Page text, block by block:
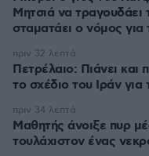
Μητσιά να τραγουδάει
σταματάει ο νόμος για
Πετρέλαιο: Πιάνει και
το σχέδιο του Ιράν
πριν 32 λεπτά
Μαθητής άνοιξε πυρ
τουλάχιστον ένας
πριν 34 λεπτά